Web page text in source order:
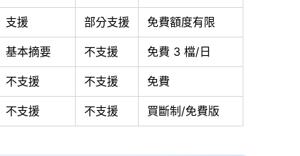
支援 部分支援 免費額度有限
基本摘要 不支援 免費 3 檔/日
不支援 不支援 免費
不支援 不支援 買斷制/免費版